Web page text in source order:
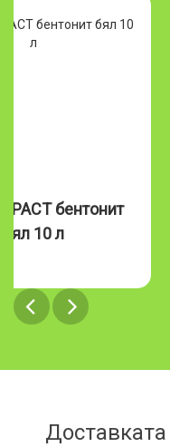
бентонит
бял 10 л